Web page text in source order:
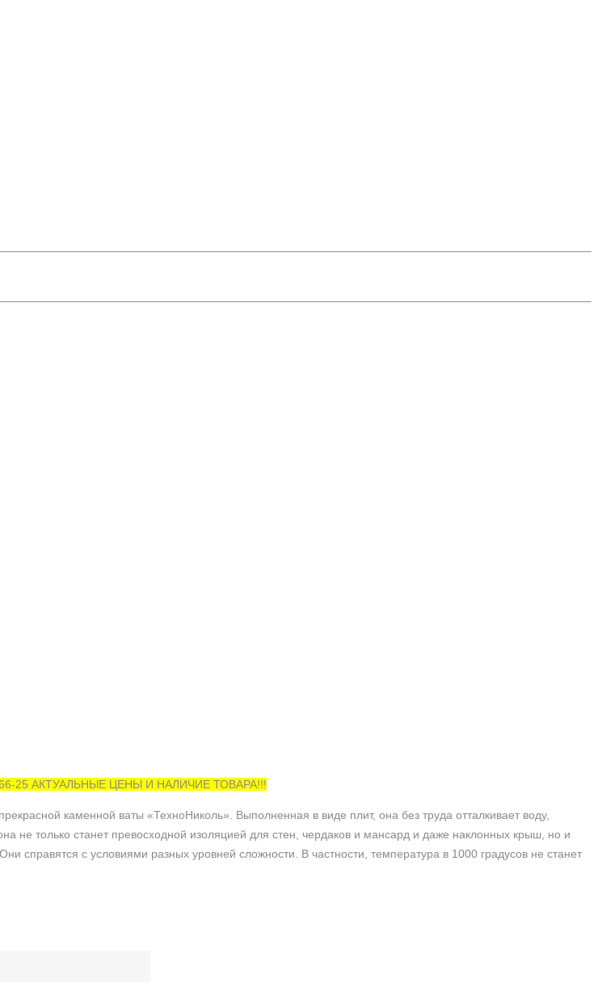
25 АКТУАЛЬНЫЕ ЦЕНЫ И НАЛИЧИЕ ТОВАРА!!!
каменной ваты «ТехноНиколь». Выполненная в виде плит, она без труда отталкивает воду,
не только станет превосходной изоляцией для стен, чердаков и мансард и даже наклонных крыш, но и
справятся с условиями разных уровней сложности. В частности, температура в 1000 градусов не станет